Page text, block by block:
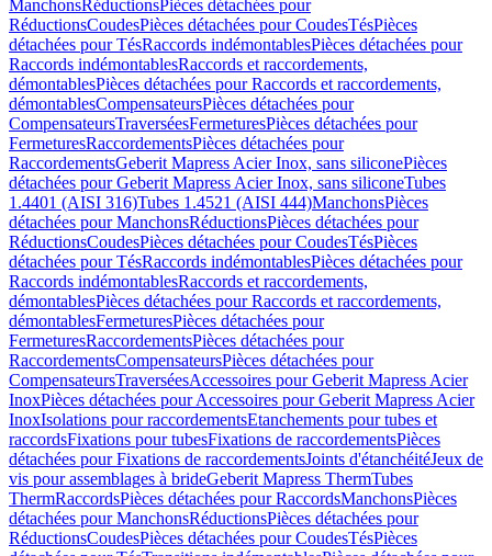
ManchonsRéductionsPièces détachées pour
RéductionsCoudesPièces détachées pour CoudesTésPièces
détachées pour TésRaccords indémontablesPièces détachées pour
Raccords indémontablesRaccords et raccordements,
démontablesPièces détachées pour Raccords et raccordements,
démontablesCompensateursPièces détachées pour
CompensateursTraverséesFermeturesPièces détachées pour
FermeturesRaccordementsPièces détachées pour
RaccordementsGeberit Mapress Acier Inox, sans siliconePièces
détachées pour Geberit Mapress Acier Inox, sans siliconeTubes
1.4401 (AISI 316)Tubes 1.4521 (AISI 444)ManchonsPièces
détachées pour ManchonsRéductionsPièces détachées pour
RéductionsCoudesPièces détachées pour CoudesTésPièces
détachées pour TésRaccords indémontablesPièces détachées pour
Raccords indémontablesRaccords et raccordements,
démontablesPièces détachées pour Raccords et raccordements,
démontablesFermeturesPièces détachées pour
FermeturesRaccordementsPièces détachées pour
RaccordementsCompensateursPièces détachées pour
CompensateursTraverséesAccessoires pour Geberit Mapress Acier
InoxPièces détachées pour Accessoires pour Geberit Mapress Acier
InoxIsolations pour raccordementsEtanchements pour tubes et
raccordsFixations pour tubesFixations de raccordementsPièces
détachées pour Fixations de raccordementsJoints d'étanchéitéJeux de
vis pour assemblages à brideGeberit Mapress ThermTubes
ThermRaccordsPièces détachées pour RaccordsManchonsPièces
détachées pour ManchonsRéductionsPièces détachées pour
RéductionsCoudesPièces détachées pour CoudesTésPièces